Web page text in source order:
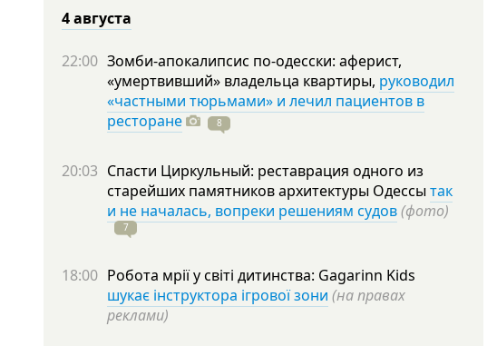
4 августа
22:00 Зомби-апокалипсис по-одесски: аферист,
«умертвивший» владельца квартиры, руководил
«частными тюрьмами» и лечил пациентов в
ресторане
8
20:03 Спасти Циркульный: реставрация одного из
старейших памятников архитектуры Одессы так
и не началась, вопреки решениям судов(фото)
7
18:00 Робота мрії у світі дитинства: Gagarinn Kids
шукає інструктора ігрової зони (на правах
реклами)